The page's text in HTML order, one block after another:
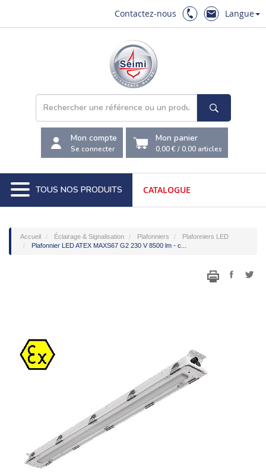
Contactez-nous Langue
Mon compte
Se connecter
Mon panier
0,00 €/0,00 articles
TOUS NOS PRODUITS CATALOGUE
Accueil Éclairage & Signalisation Plafonniers
Plafonniers LED
Plafonnier LED ATEX MAXS67 G2 230 V 8500 lm - c...